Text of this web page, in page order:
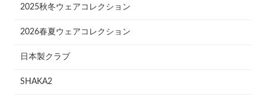
2025秋冬ウェアコレクション
2026春夏ウェアコレクション
日本製クラブ
SHAKA2